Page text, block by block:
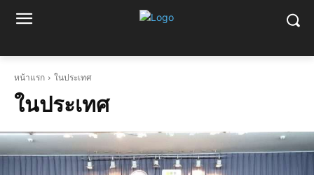
หน้าแรก ในประเทศ
ในประเทศ